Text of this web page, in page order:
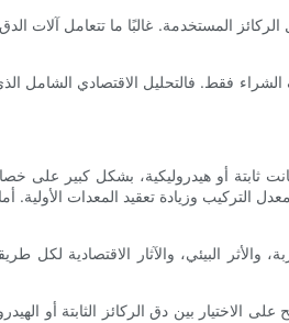
المستخدمة. غالبًا ما تتعامل آلات
الشراء فقط. فالتحليل الاقتصادي الشامل
ثابتة أو هيدروليكية، بشكل كبير على
وزيادة تعقيد المعدات الأولية. أما
والأثر البيئي، والآثار
على الاختيار بين دق الركائز الثابتة أو